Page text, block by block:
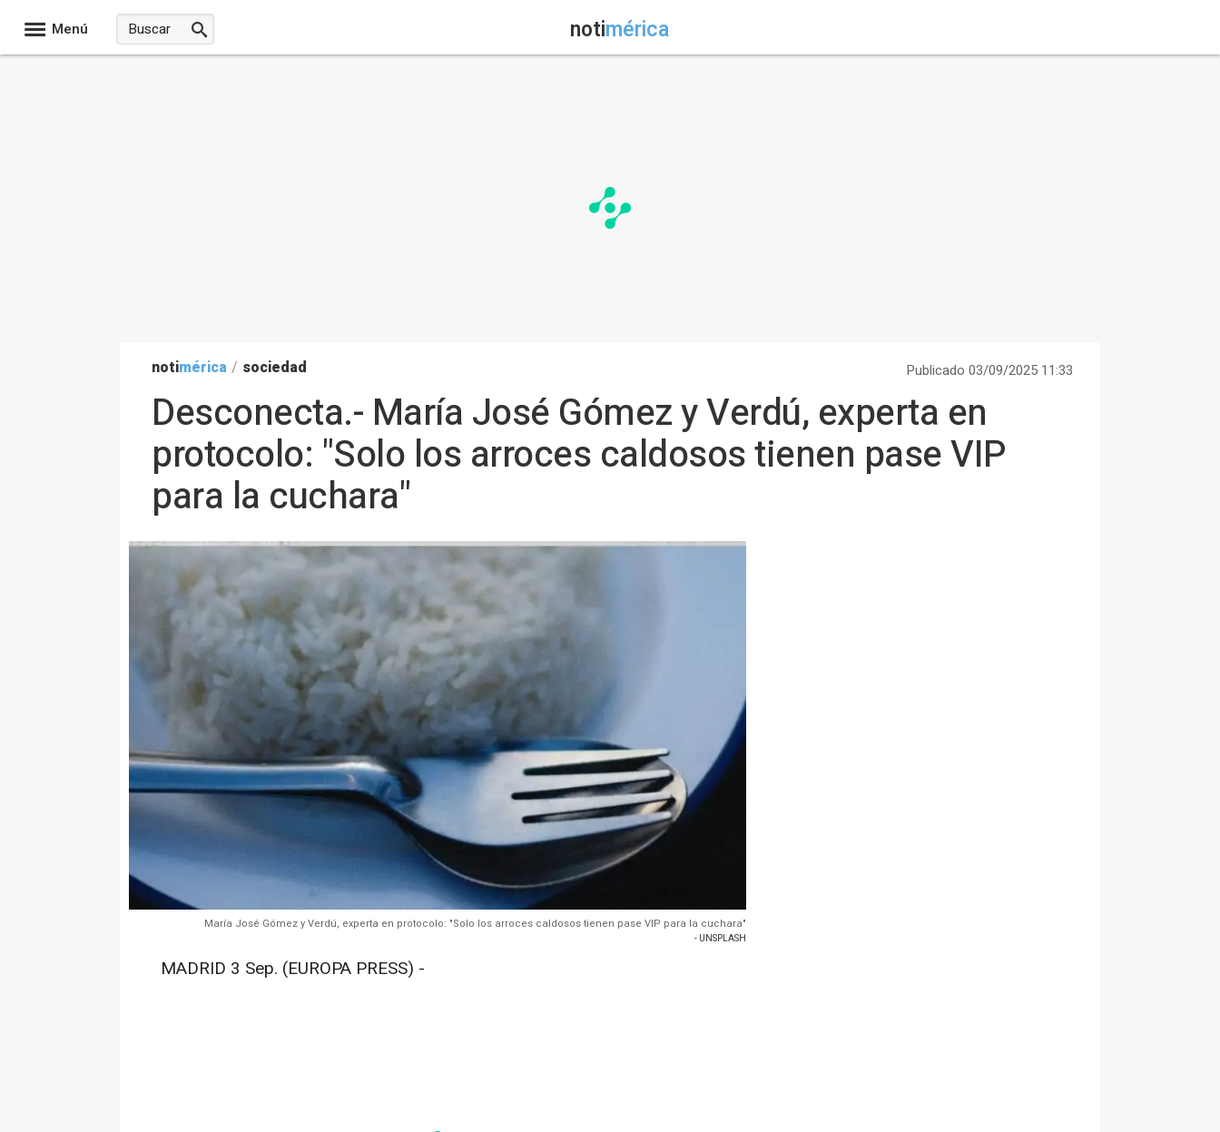
Menú notimérica
notimérica / sociedad Publicado 03/09/2025 11:33
Desconecta.- María José Gómez y Verdú, experta en
protocolo: "Solo los arroces caldosos tienen pase VIP
para la cuchara"
María José Gómez y Verdú, experta en protocolo: "Solo los arroces caldosos tienen pase VIP para la cuchara"
- UNSPLASH
MADRID 3 Sep. (EUROPA PRESS) -